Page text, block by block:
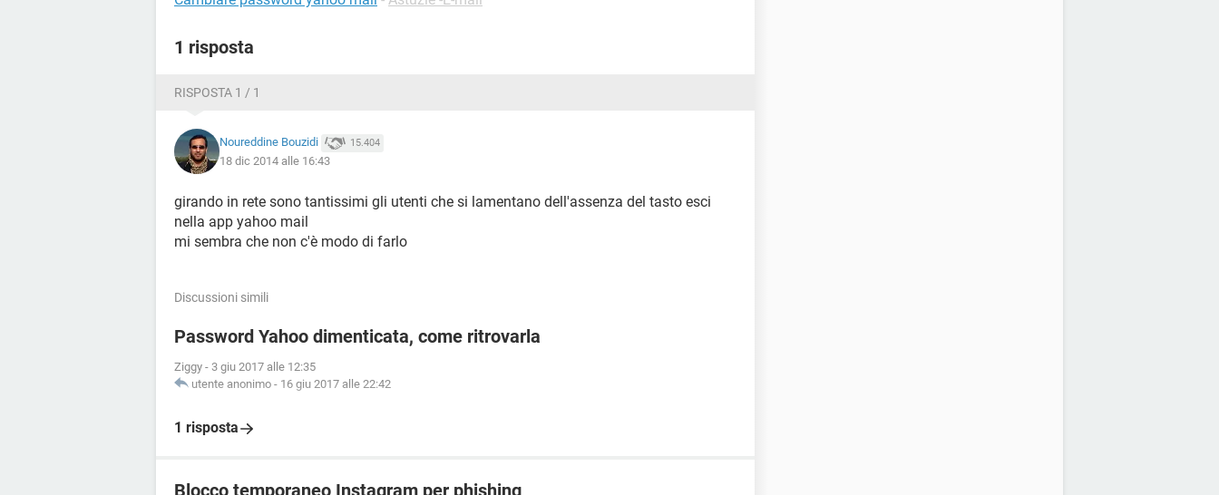
1 risposta
RISPOSTA 1 / 1
Noureddine Bouzidi 15.404
18 dic 2014 alle 16:43
girando in rete sono tantissimi gli utenti che si lamentano dell'assenza del tasto esci
nella app yahoo mail
mi sembra che non c'è modo di farlo
Discussioni simili
Password Yahoo dimenticata, come ritrovarla
Ziggy - 3 giu 2017 alle 12:35
utente anonimo - 16 giu 2017 alle 22:42
1 risposta
Blocco temporaneo Instagram per phishing